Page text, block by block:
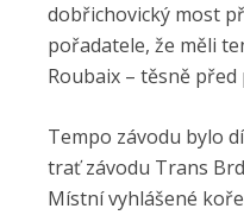
dobřichovický most
pořadatele, že měli
Roubaix – těsně
Tempo závodu bylo
trať závodu Trans
Místní vyhlášené